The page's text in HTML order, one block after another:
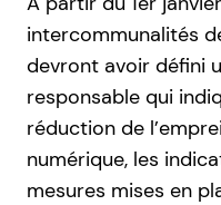
intercommunalités
devront avoir défini
responsable qui
réduction de
numérique, les
mesures mises en